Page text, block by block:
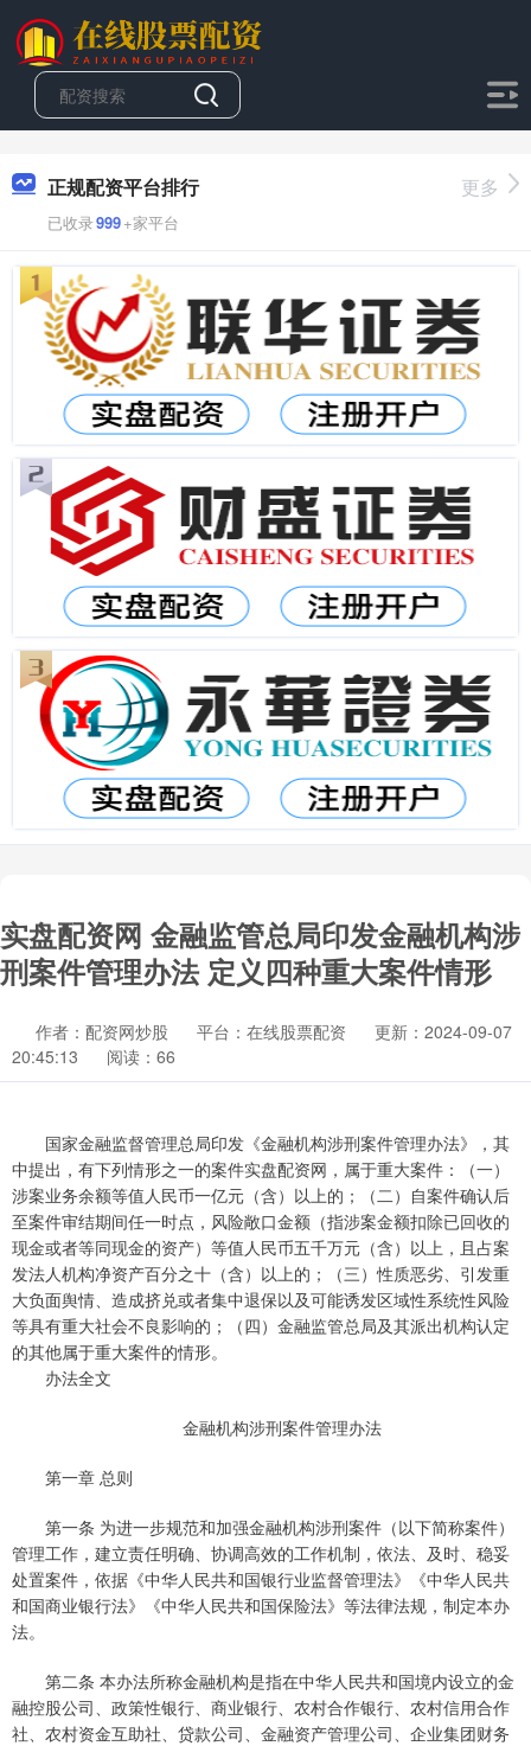
正规配资平台排行
已收录999+家平台
更多
实盘配资网 金融监管总局印发金融机构涉
刑案件管理办法 定义四种重大案件情形
作者：配资网炒股 平台：在线股票配资
更新：2024-09-07
20:45:13
阅读：66
国家金融监督管理总局印发《金融机构涉刑案件管理办法》，其
中提出，有下列情形之一的案件实盘配资网，属于重大案件：（一）
涉案业务余额等值人民币一亿元（含）以上的；（二）自案件确认后
至案件审结期间任一时点，风险敞口金额（指涉案金额扣除已回收的
现金或者等同现金的资产）等值人民币五千万元（含）以上，且占案
发法人机构净资产百分之十（含）以上的；（三）性质恶劣、引发重
大负面舆情、造成挤兑或者集中退保以及可能诱发区域性系统性风险
等具有重大社会不良影响的；（四）金融监管总局及其派出机构认定
的其他属于重大案件的情形。
办法全文
金融机构涉刑案件管理办法
第一章 总则
第一条 为进一步规范和加强金融机构涉刑案件（以下简称案件）
管理工作，建立责任明确、协调高效的工作机制，依法、及时、稳妥
处置案件，依据《中华人民共和国银行业监督管理法》《中华人民共
和国商业银行法》《中华人民共和国保险法》等法律法规，制定本办
法。
第二条 本办法所称金融机构是指在中华人民共和国境内设立的金
融控股公司、政策性银行、商业银行、农村合作银行、农村信用合作
社、农村资金互助社、贷款公司、金融资产管理公司、企业集团财务